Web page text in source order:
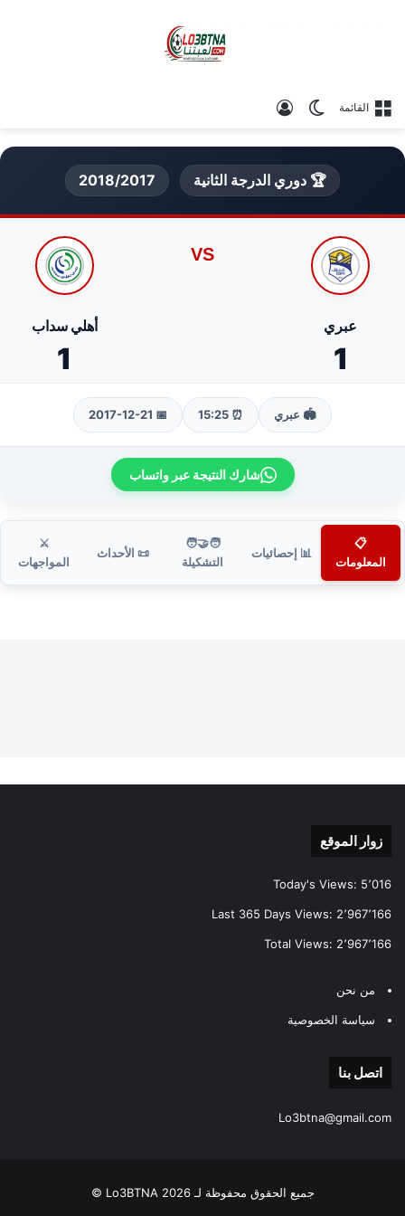
القائمة الوضع المظلم
🏆 دوري الدرجة الثانية 2018/2017
عبري
1
VS
أهلي سداب
1
🏟️ عبري ⏰ 15:25
📅 2017-12-21
شارك النتيجة عبر واتساب
📋
المعلومات
📊 إحصائيات
🧑‍🤝‍🧑
التشكيلة
📜 الأحداث
⚔️
المواجهات
زوار الموقع
Today's Views: 5٬016
Last 365 Days Views: 2٬967٬166
Total Views: 2٬967٬166
من نحن
سياسة الخصوصية
اتصل بنا
Lo3btna@gmail.com
جميع الحقوق محفوظة لـ Lo3BTNA 2026 ©